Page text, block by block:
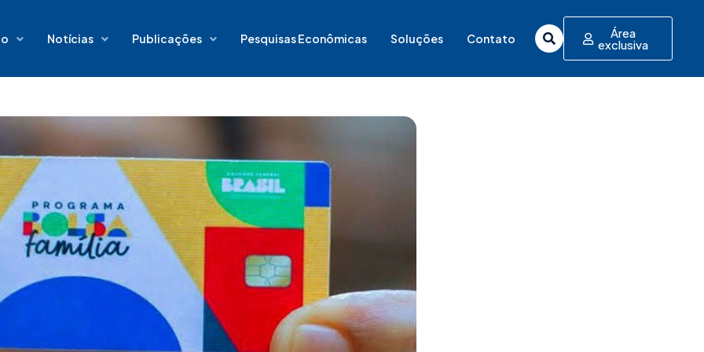
Notícias Publicações Pesquisas Econômicas Soluções Contato Área
exclusiva